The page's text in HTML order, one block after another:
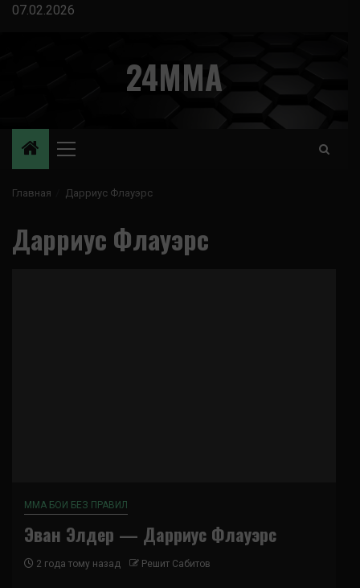
Перейти
07.02.2026
24MMA
Основное
Главная Дарриус Флауэрс
Дарриус Флауэрс
ММА БОИ БЕЗ ПРАВИЛ
Эван Элдер — Дарриус Флауэрс
2 года тому назад Решит Сабитов